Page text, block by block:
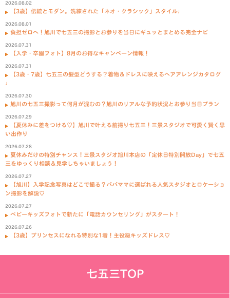
2026.08.02
【3歳】伝統とモダン。洗練された「ネオ・クラシック」スタイル♩
2026.08.01
負担ゼロへ！旭川で七五三の撮影とお参りを当日にギュッとまとめる完全ナビ
2026.07.31
【入学・卒園フォト】8月のお得なキャンペーン情報！
2026.07.31
【3歳・7歳】七五三の髪型どうする？着物＆ドレスに映えるヘアアレンジカタログ
♩
2026.07.30
旭川の七五三撮影って何月が混むの？旭川のリアルな予約状況とお参り当日プラン
2026.07.29
【夏休みに差をつける♡】旭川で叶える前撮り七五三！三景スタジオで可愛く賢く思
い出作り
2026.07.28
夏休みだけの特別チャンス！三景スタジオ旭川本店の「定休日特別開放Day」で七五
三をゆっくり相談＆見学しちゃいましょう！
2026.07.27
【旭川】入学記念写真はどこで撮る？パパママに選ばれる人気スタジオとロケーショ
ン撮影を解説♡
2026.07.27
ベビーキッズフォトで新たに「電話カウンセリング」がスタート！
2026.07.26
【3歳】プリンセスになれる特別な1着！主役級キッズドレス♡
七五三TOP